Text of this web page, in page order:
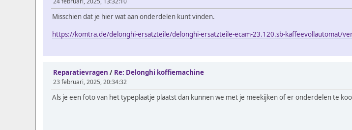
Misschien dat je hier wat aan onderdelen kunt vinden.
https://komtra.de/delonghi-ersatzteile/delonghi-ersatzteile-ecam-23.120.sb-kaffeevollautomat/
Reparatievragen / Re: Delonghi koffiemachine
23 februari, 2025, 20:34:32
Als je een foto van het typeplaatje plaatst dan kunnen we met je meekijken of er onderdelen te